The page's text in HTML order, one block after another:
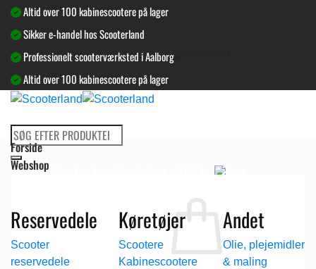
Fortsæt
indhold
Altid over 100 kabinescootere på lager
Sikker e-handel hos Scooterland
Professionelt scooterværksted i Aalborg
Altid over 100 kabinescootere på lager
Søg
efter:
Log ind / Opret en kundekonto
Ingen varer i kurven.
Forside
Webshop
Reservedele
Scooter
reservedele
Køretøjer
Scootere
Kabinescootere
Andet
Olie, plejemidler
& maling